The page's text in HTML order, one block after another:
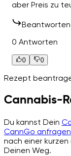
aber Preis zu
Beantworten
0 Antworten
0 0
Rezept
Cannabis-
Du kannst Dein
CannGo anfragen
nach einer
Deinen Weg.